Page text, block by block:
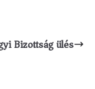
Bizottság ülés